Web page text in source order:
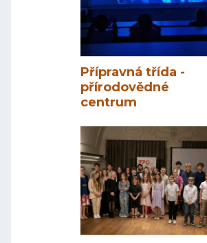
Přípravná třída -
přírodovědné
centrum